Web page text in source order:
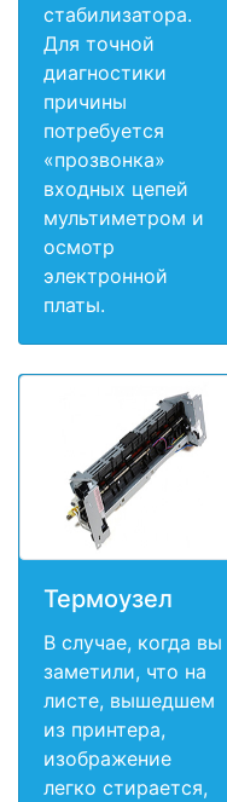
стабилизатора.
Для точной
диагностики
причины
потребуется
«прозвонка»
входных цепей
мультиметром и
осмотр
электронной
платы.
Термоузел
В случае, когда вы
заметили, что на
листе, вышедшем
из принтера,
изображение
легко стирается,